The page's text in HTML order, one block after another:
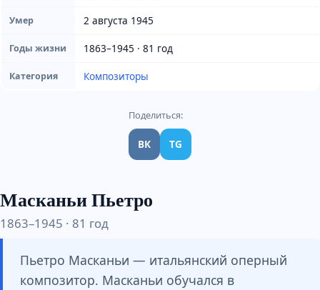
Умер 2 августа 1945
Годы жизни 1863–1945 · 81 год
Категория Композиторы
Поделиться:
ВК TG
Масканьи Пьетро
1863–1945 · 81 год
Пьетро Масканьи — итальянский оперный
композитор. Масканьи обучался в